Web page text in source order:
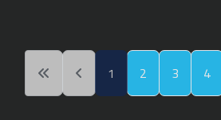
1 2 3 4